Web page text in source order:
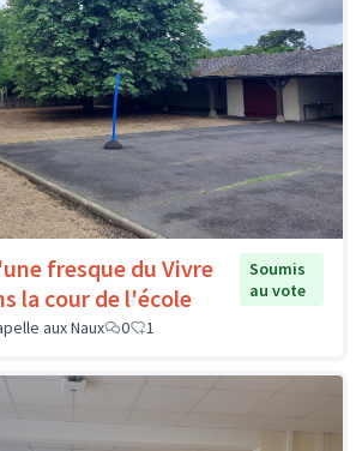
fresque du Vivre
la cour de l'école
Soumis
au vote
aux Naux
0 1